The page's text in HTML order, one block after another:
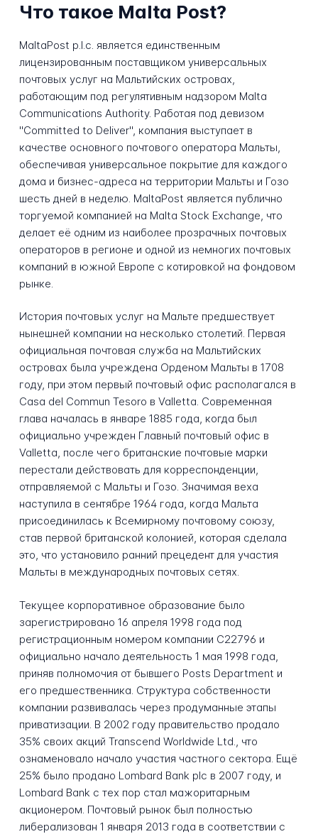
Что такое Malta Post?
MaltaPost p.l.c. является единственным
лицензированным поставщиком универсальных
почтовых услуг на Мальтийских островах,
работающим под регулятивным надзором Malta
Communications Authority. Работая под девизом
"Committed to Deliver", компания выступает в
качестве основного почтового оператора Мальты,
обеспечивая универсальное покрытие для каждого
дома и бизнес-адреса на территории Мальты и Гозо
шесть дней в неделю. MaltaPost является публично
торгуемой компанией на Malta Stock Exchange, что
делает её одним из наиболее прозрачных почтовых
операторов в регионе и одной из немногих почтовых
компаний в южной Европе с котировкой на фондовом
рынке.
История почтовых услуг на Мальте предшествует
нынешней компании на несколько столетий. Первая
официальная почтовая служба на Мальтийских
островах была учреждена Орденом Мальты в 1708
году, при этом первый почтовый офис располагался в
Casa del Commun Tesoro в Valletta. Современная
глава началась в январе 1885 года, когда был
официально учрежден Главный почтовый офис в
Valletta, после чего британские почтовые марки
перестали действовать для корреспонденции,
отправляемой с Мальты и Гозо. Значимая веха
наступила в сентябре 1964 года, когда Мальта
присоединилась к Всемирному почтовому союзу,
став первой британской колонией, которая сделала
это, что установило ранний прецедент для участия
Мальты в международных почтовых сетях.
Текущее корпоративное образование было
зарегистрировано 16 апреля 1998 года под
регистрационным номером компании C22796 и
официально начало деятельность 1 мая 1998 года,
приняв полномочия от бывшего Posts Department и
его предшественника. Структура собственности
компании развивалась через продуманные этапы
приватизации. В 2002 году правительство продало
35% своих акций Transcend Worldwide Ltd., что
ознаменовало начало участия частного сектора. Ещё
25% было продано Lombard Bank plc в 2007 году, и
Lombard Bank с тех пор стал мажоритарным
акционером. Почтовый рынок был полностью
либерализован 1 января 2013 года в соответствии с